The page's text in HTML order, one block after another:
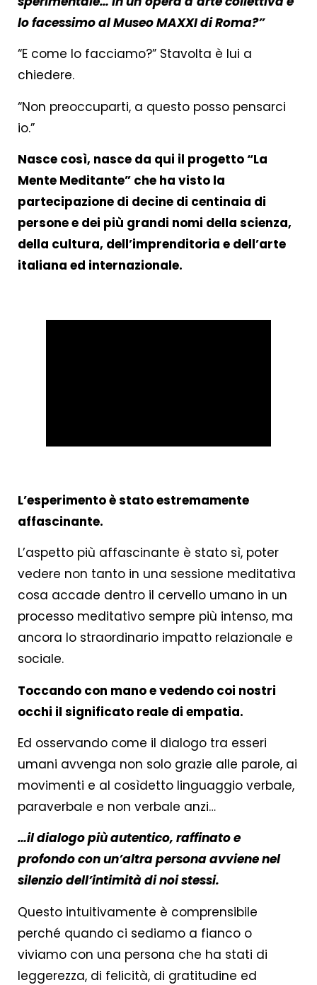
lo facessimo al Museo MAXXI di Roma?”
“E come lo facciamo?” Stavolta è lui a
chiedere.
“Non preoccuparti, a questo posso pensarci
io.”
Nasce così, nasce da qui il progetto “La
Mente Meditante” che ha visto la
partecipazione di decine di centinaia di
persone e dei più grandi nomi della scienza,
della cultura, dell’imprenditoria e dell’arte
italiana ed internazionale.
L’esperimento è stato estremamente
affascinante.
L’aspetto più affascinante è stato sì, poter
vedere non tanto in una sessione meditativa
cosa accade dentro il cervello umano in un
processo meditativo sempre più intenso, ma
ancora lo straordinario impatto relazionale e
sociale.
Toccando con mano e vedendo coi nostri
occhi il significato reale di empatia.
Ed osservando come il dialogo tra esseri
umani avvenga non solo grazie alle parole, ai
movimenti e al cosìdetto linguaggio verbale,
paraverbale e non verbale anzi…
…il dialogo più autentico, raffinato e
profondo con un’altra persona avviene nel
silenzio dell’intimità di noi stessi.
Questo intuitivamente è comprensibile
perché quando ci sediamo a fianco o
viviamo con una persona che ha stati di
leggerezza, di felicità, di gratitudine ed